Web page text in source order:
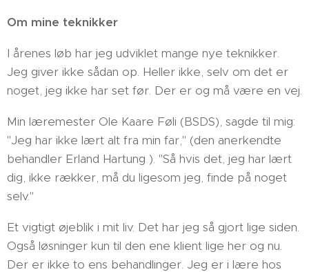
Om mine teknikker
I årenes løb har jeg udviklet mange nye teknikker.
Jeg giver ikke sådan op. Heller ikke, selv om det er
noget, jeg ikke har set før. Der er og må være en vej.
Min læremester Ole Kaare Føli (BSDS), sagde til mig:
"Jeg har ikke lært alt fra min far," (den anerkendte
behandler Erland Hartung ). "Så hvis det, jeg har lært
dig, ikke rækker, må du ligesom jeg, finde på noget
selv."
Et vigtigt øjeblik i mit liv. Det har jeg så gjort lige siden.
Også løsninger kun til den ene klient lige her og nu.
Der er ikke to ens behandlinger. Jeg er i lære hos